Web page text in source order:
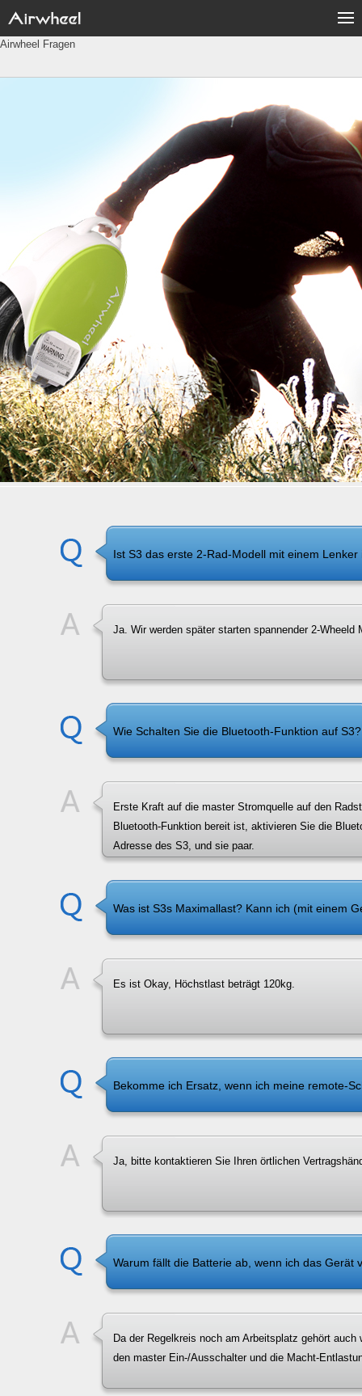
Airwheel Fragen
Ist S3 das erste 2-Rad-Modell mit einem Lenker
Ja. Wir werden später starten spannender 2-Wheeld
Wie Schalten Sie die Bluetooth-Funktion auf S3?
Erste Kraft auf die master Stromquelle auf den
Bluetooth-Funktion bereit ist, aktivieren Sie die
Adresse des S3, und sie paar.
Was ist S3s Maximallast? Kann ich (mit einem
Es ist Okay, Höchstlast beträgt 120kg.
Bekomme ich Ersatz, wenn ich meine remote-
Ja, bitte kontaktieren Sie Ihren örtlichen
Warum fällt die Batterie ab, wenn ich das
Da der Regelkreis noch am Arbeitsplatz gehört
den master Ein-/Ausschalter und die Macht-